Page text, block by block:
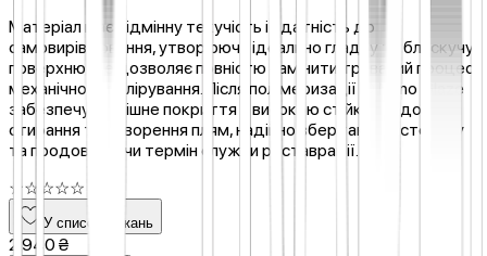
Матеріал має відмінну текучість і здатність до
самовирівнювання, утворюючи ідеально гладку та блискучу
поверхню. Це дозволяє повністю замінити тривалий процес
механічного полірування. Після полімеризації ID Nano Glaze
забезпечує фінішне покриття з високою стійкістю до
стирання та утворення плям, надійно зберігаючи естетику
та продовжуючи термін служби реставрації.
☆☆ ☆☆☆
У список бажань
2 940 ₴